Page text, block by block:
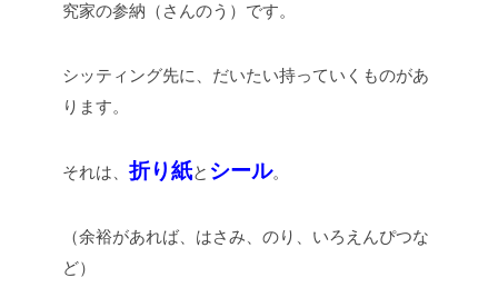
究家の参納（さんのう）です。
シッティング先に、だいたい持っていくものがあ
ります。
それは、 折り紙と シール。
（余裕があれば、はさみ、のり、いろえんぴつな
ど）